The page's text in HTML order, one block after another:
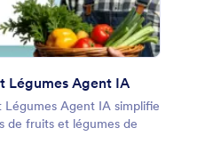
Légumes Agent IA
Agent IA simplifie
de fruits et légumes de